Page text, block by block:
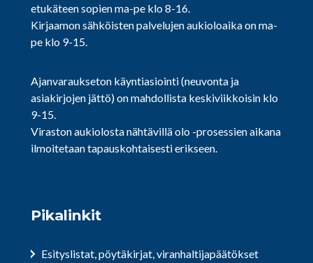
etukäteen sopien ma-pe klo 8-16.
Kirjaamon sähköisten palvelujen aukioloaika on ma-
pe klo 9-15.
Ajanvaraukseton käyntiasiointi (neuvonta ja
asiakirjojen jättö) on mahdollista keskiviikkoisin klo
9-15.
Viraston aukiolosta nähtävillä olo -prosessien aikana
ilmoitetaan tapauskohtaisesti erikseen.
Pikalinkit
Esityslistat, pöytäkirjat, viranhaltijapäätökset